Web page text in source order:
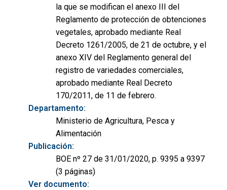
la que se modifican el anexo III del
Reglamento de protección de obtenciones
vegetales, aprobado mediante Real
Decreto 1261/2005, de 21 de octubre, y el
anexo XIV del Reglamento general del
registro de variedades comerciales,
aprobado mediante Real Decreto
170/2011, de 11 de febrero.
Departamento:
Ministerio de Agricultura, Pesca y
Alimentación
Publicación:
BOE nº 27 de 31/01/2020, p. 9395 a 9397
(3 páginas)
Ver documento: